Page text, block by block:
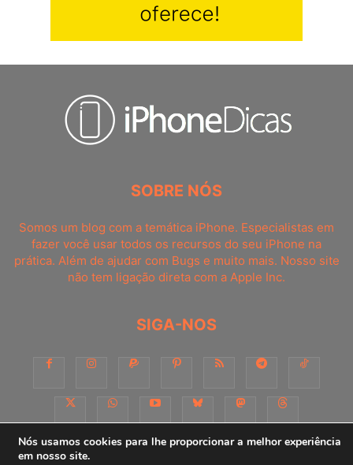
SOBRE NÓS
Somos um blog com a temática iPhone. Especialistas em
fazer você usar todos os recursos do seu iPhone na
prática. Além de ajudar com Bugs e muito mais. Nosso site
não tem ligação direta com a Apple Inc.
SIGA-NOS
Nós usamos cookies para lhe proporcionar a melhor experiência
em nosso site.